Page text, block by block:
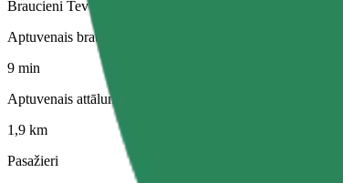
Braucieni Tev un Tavam mājdzīvniekam. Suņiem jāvalkā
Aptuvenais brauciena ilgums
9 min
Aptuvenais attālums
1,9 km
Pasažieri